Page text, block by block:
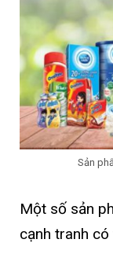
Sản
Một số sản
cạnh tranh